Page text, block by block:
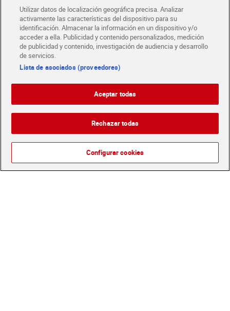
Champú reparador adios
Añadir
1,99 €
Añadir
Utilizar datos de localización geográfica precisa. Analizar
activamente las características del dispositivo para su
identificación. Almacenar la información en un dispositivo y/o
acceder a ella. Publicidad y contenido personalizados, medición
de publicidad y contenido, investigación de audiencia y desarrollo
de servicios.
Lista de asociados (proveedores)
Aceptar todas
Rechazar todas
Configurar cookies